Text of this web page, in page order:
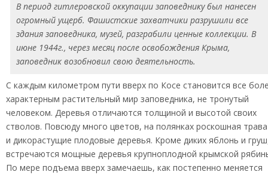
В период гитлеровской оккупации заповеднику был нанесен
огромный ущерб. Фашистские захватчики разрушили все
здания заповедника, музей, разграбили ценные коллекции. В
июне 1944г., через месяц после освобождения Крыма,
заповедник возобновил свою деятельность.
С каждым километром пути вверх по Косе становится все
характерным растительный мир заповедника, не тронутый
человеком. Деревья отличаются толщиной и высотой своих
стволов. Повсюду много цветов, на полянках роскошная трава
и дикорастущие плодовые деревья. Кроме диких яблонь и
встречаются мощные деревья крупноплодной крымской
По мере подъема вверх замечаешь, как постепенно меняется